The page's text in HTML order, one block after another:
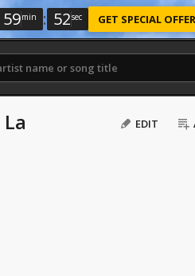
59min : 51sec GET SPECIAL OFFER
EDIT
La